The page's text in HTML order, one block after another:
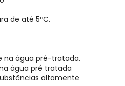
de até 5ºC.
na água pré-tratada.
água pré tratada
altamente